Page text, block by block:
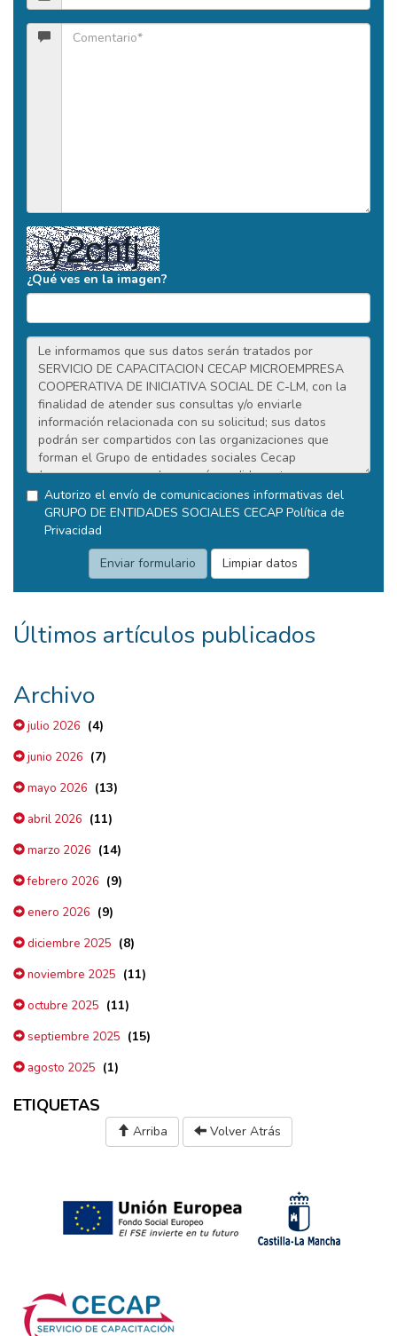
¿Qué ves en la imagen?
Autorizo el envío de comunicaciones informativas del
GRUPO DE ENTIDADES SOCIALES CECAP Política de
Privacidad
Últimos artículos publicados
Archivo
julio 2026 (4)
junio 2026 (7)
mayo 2026 (13)
abril 2026 (11)
marzo 2026 (14)
febrero 2026 (9)
enero 2026 (9)
diciembre 2025 (8)
noviembre 2025 (11)
octubre 2025 (11)
septiembre 2025 (15)
agosto 2025 (1)
ETIQUETAS
Arriba Volver Atrás